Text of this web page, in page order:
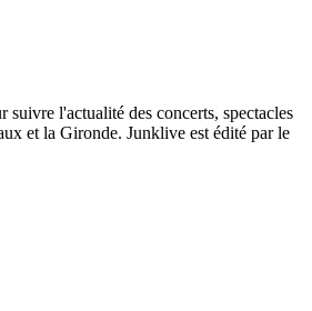
suivre l'actualité des concerts, spectacles
et la Gironde. Junklive est édité par le